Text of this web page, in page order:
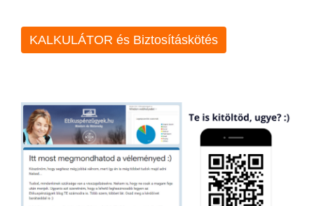
KALKULÁTOR és Biztosításkötés